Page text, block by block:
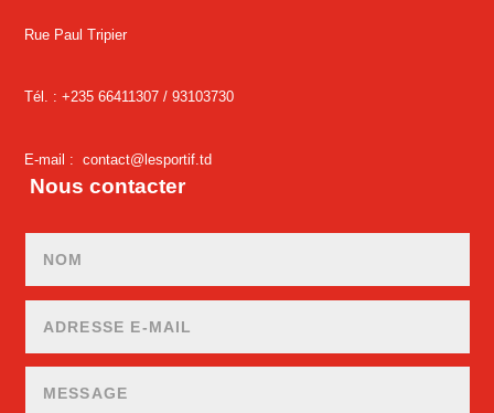
Rue Paul Tripier
Tél. : +235 66411307 /93103730
E-mail :contact@lesportif.td
Nous contacter